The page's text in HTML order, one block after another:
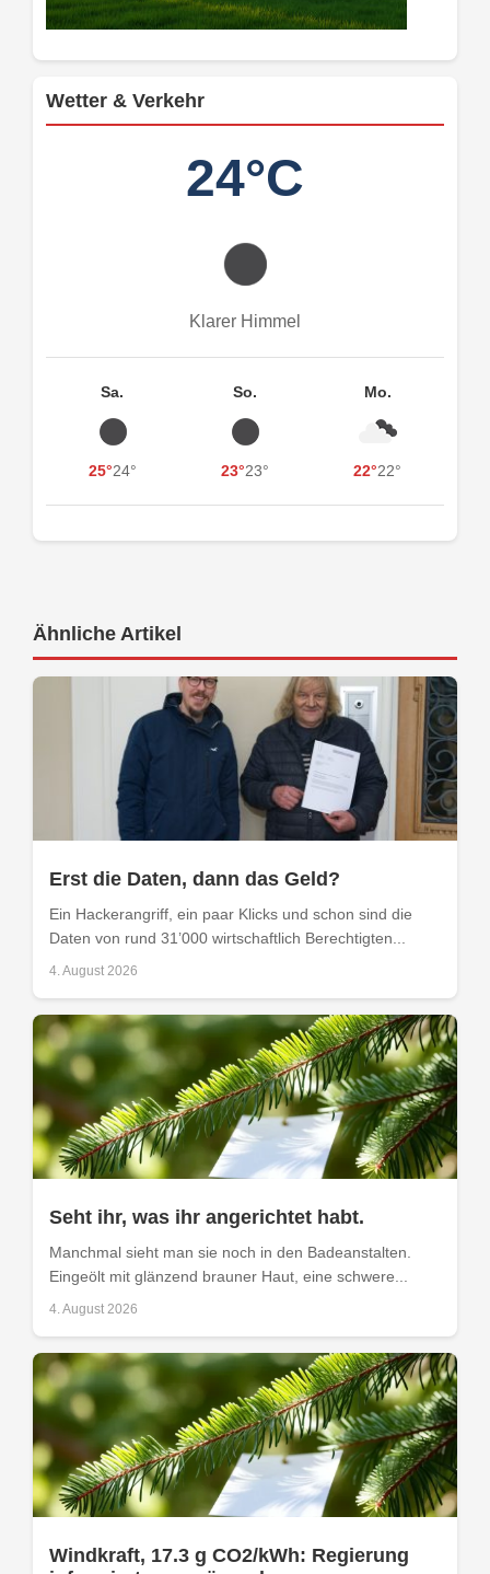
Wetter & Verkehr
24°C
Klarer Himmel
Sa.
25°24°
So.
23°23°
Mo.
22°22°
Ähnliche Artikel
Erst die Daten, dann das Geld?
Ein Hackerangriff, ein paar Klicks und schon sind die
Daten von rund 31’000 wirtschaftlich Berechtigten...
4. August 2026
Seht ihr, was ihr angerichtet habt.
Manchmal sieht man sie noch in den Badeanstalten.
Eingeölt mit glänzend brauner Haut, eine schwere...
4. August 2026
Windkraft, 17.3 g CO2/kWh: Regierung